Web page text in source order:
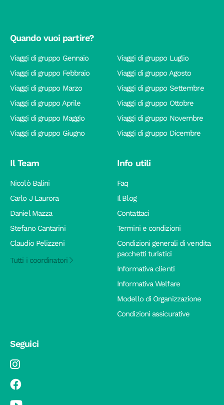
Quando vuoi partire?
Viaggi di gruppo Gennaio
Viaggi di gruppo Febbraio
Viaggi di gruppo Marzo
Viaggi di gruppo Aprile
Viaggi di gruppo Maggio
Viaggi di gruppo Giugno
Viaggi di gruppo Luglio
Viaggi di gruppo Agosto
Viaggi di gruppo Settembre
Viaggi di gruppo Ottobre
Viaggi di gruppo Novembre
Viaggi di gruppo Dicembre
Il Team
Nicolò Balini
Carlo J Laurora
Daniel Mazza
Stefano Cantarini
Claudio Pelizzeni
Tutti i coordinatori
Info utili
Faq
Il Blog
Contattaci
Termini e condizioni
Condizioni generali di vendita
pacchetti turistici
Informativa clienti
Informativa Welfare
Modello di Organizzazione
Condizioni assicurative
Seguici